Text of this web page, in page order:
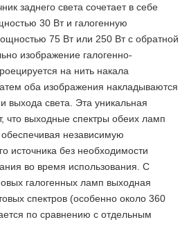
заднего света сочетает в себе
30 Вт и галогенную
75 Вт или 250 Вт с обратной
изображение галогенно-
на нить накала
оба изображения накладываются
выхода света. Эта уникальная
что выходные спектры обеих ламп
независимую
источника без необходимости
во время использования. С
галогенных ламп выходная
спектров (особенно около 360
по сравнению с отдельным